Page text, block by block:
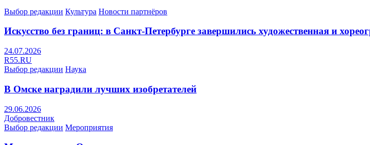
Выбор редакции Культура Новости партнёров
Искусство без границ: в Санкт-Петербурге завершились художественная и
24.07.2026
R55.RU
Выбор редакции Наука
В Омске наградили лучших изобретателей
29.06.2026
Добровестник
Выбор редакции Мероприятия